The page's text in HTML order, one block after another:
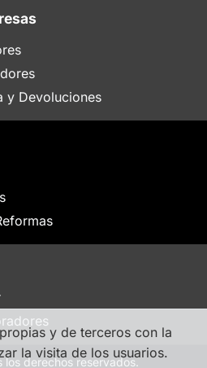
y de terceros con la
la visita de los usuarios.
y Devoluciones
los derechos reservados.